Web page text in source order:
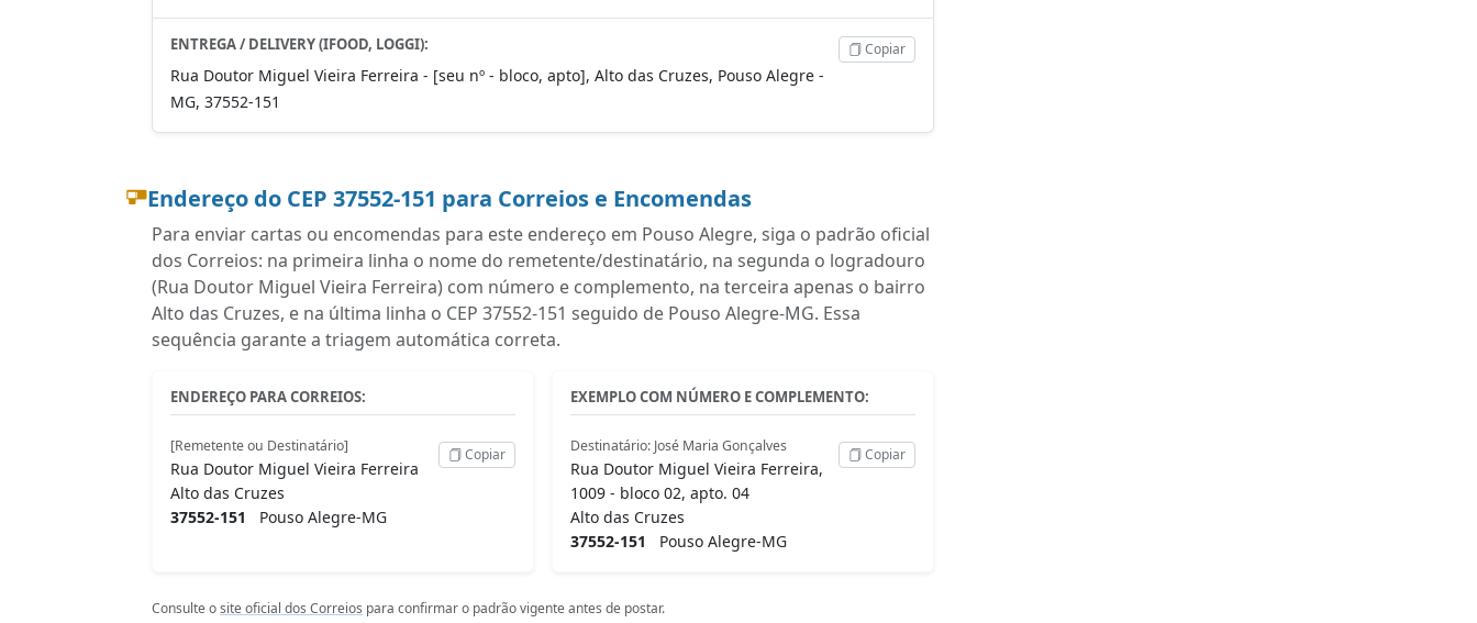
ENTREGA / DELIVERY (IFOOD, LOGGI):
Rua Doutor Miguel Vieira Ferreira - [seu nº - bloco, apto], Alto das Cruzes, Pouso Alegre -
MG, 37552-151
Copiar
Endereço do CEP 37552-151 para Correios e Encomendas
Para enviar cartas ou encomendas para este endereço em Pouso Alegre, siga o padrão oficial
dos Correios: na primeira linha o nome do remetente/destinatário, na segunda o logradouro
(Rua Doutor Miguel Vieira Ferreira) com número e complemento, na terceira apenas o bairro
Alto das Cruzes, e na última linha o CEP 37552-151 seguido de Pouso Alegre-MG. Essa
sequência garante a triagem automática correta.
ENDEREÇO PARA CORREIOS:
[Remetente ou Destinatário]
Rua Doutor Miguel Vieira Ferreira
Alto das Cruzes
37552-151
Pouso Alegre-MG
Copiar
EXEMPLO COM NÚMERO E COMPLEMENTO:
Destinatário: José Maria Gonçalves
Rua Doutor Miguel Vieira Ferreira,
1009 - bloco 02, apto. 04
Alto das Cruzes
37552-151
Pouso Alegre-MG
Copiar
Consulte osite oficial dos Correios para confirmar o padrão vigente antes de postar.